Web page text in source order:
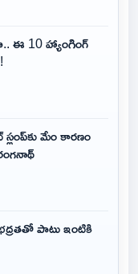
ఈ 10 హ్యాంగింగ్
మేం కారణం
పాటు ఇంటికి